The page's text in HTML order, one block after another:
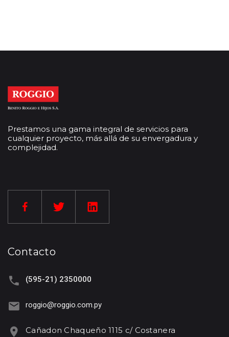
Prestamos una gama integral de servicios para
cualquier proyecto, más allá de su envergadura y
complejidad.
Contacto
(595-21) 2350000
roggio@roggio.com.py
Cañadon Chaqueño 1115 c/ Costanera